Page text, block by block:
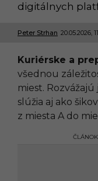
digitálnych
Peter Strhan 20.05.2026,
2
0
5
2
0
2
6
Kuriérske a
všednou
miest.
slúžia aj ako
z miesta A do